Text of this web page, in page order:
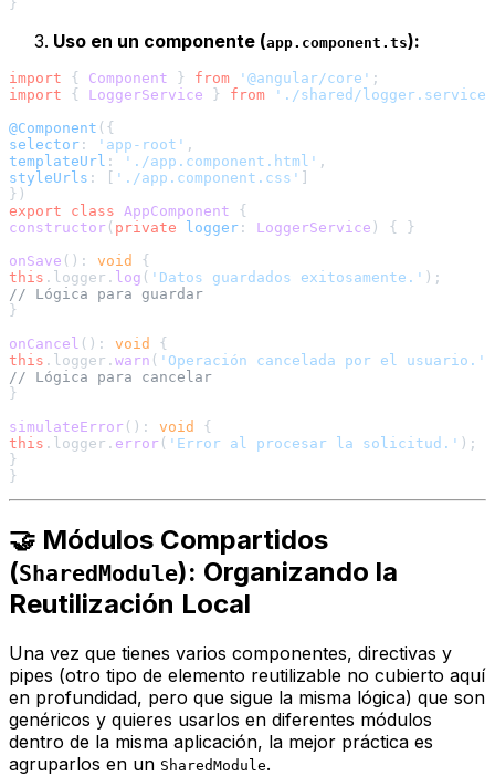
Uso en un componente (app.component.ts):
import { Component } from '@angular/core'
import { LoggerService } from
'./shared/logger.service'
@Component
selector : 'app-root'
templateUrl : './app.component.html'
styleUrls : [ './app.component.css'
export
class AppComponent
constructor ( private logger : LoggerService ) { }
onSave (): void
this . logger . log ( 'Datos guardados exitosamente.'
// Lógica para guardar
}
onCancel (): void
this . logger . warn ( 'Operación cancelada por el usuario.'
// Lógica para cancelar
}
simulateError (): void
this . logger . error ( 'Error al procesar la solicitud.' );
}
🤝 Módulos Compartidos
(SharedModule): Organizando la
Reutilización Local
Una vez que tienes varios componentes, directivas y
pipes (otro tipo de elemento reutilizable no cubierto aquí
en profundidad, pero que sigue la misma lógica) que son
genéricos y quieres usarlos en diferentes módulos
dentro de la misma aplicación, la mejor práctica es
agruparlos en un SharedModule.